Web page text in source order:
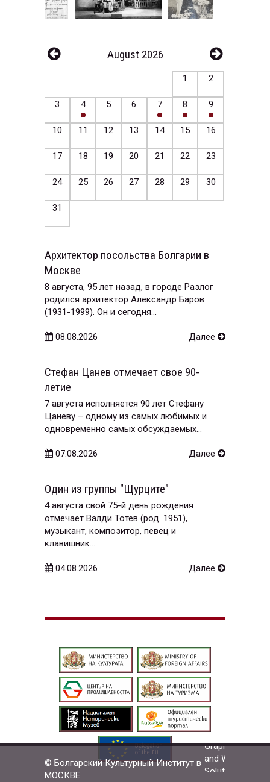
August 2026
1 2
3 4 5 6 7 8 9
10 11 12 13 14 15 16
17 18 19 20 21 22 23
24 25 26 27 28 29 30
31
Архитектор посольства Болгарии в
Москве
8 августа, 95 лет назад, в городе Разлог
родился архитектор Александр Баров
(1931-1999). Он и сегодня...
08.08.2026 Далее
Стефан Цанев отмечает свое 90-
летие
7 августа исполняется 90 лет Стефану
Цаневу – одному из самых любимых и
одновременно самых обсуждаемых...
07.08.2026 Далее
Один из группы "Щурците"
4 августа свой 75-й день рождения
отмечает Валди Тотев (род. 1951),
музыкант, композитор, певец и
клавишник...
04.08.2026 Далее
© Болгарский Культурный Институт в
МОСКВЕ